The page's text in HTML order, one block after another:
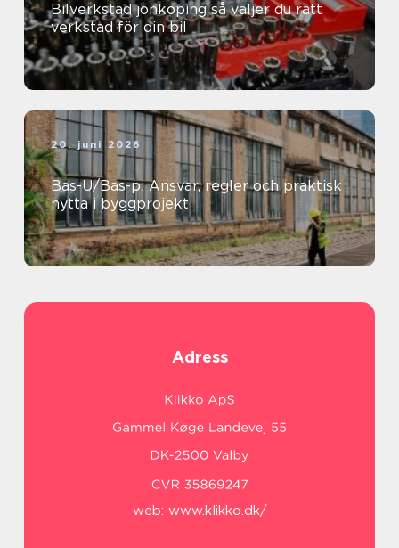
Bilverkstad jönköping så väljer du rätt
verkstad för din bil
20. juni 2026
Bas-U/Bas-p: Ansvar, regler och praktisk
nytta i byggprojekt
Adress
web: www.klikko.dk/